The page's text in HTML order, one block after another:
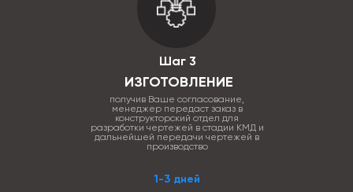
1-3 дней
Шаг 3
ИЗГОТОВЛЕНИЕ
получив Ваше согласование,
менеджер передаст заказ в
конструкторский отдел для
разработки чертежей в стадии КМД и
дальнейшей передачи чертежей в
производство